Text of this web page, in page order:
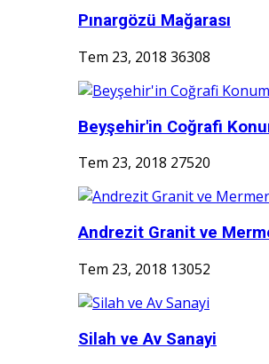
Pınargözü Mağarası
Tem 23, 2018 36308
Beyşehir'in Coğrafi
Tem 23, 2018 27520
Andrezit Granit ve
Tem 23, 2018 13052
Silah ve Av Sanayi